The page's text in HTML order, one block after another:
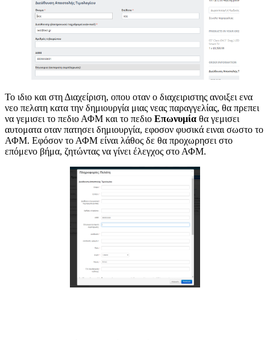
Το ιδιο και στη Διαχείριση, οπου οταν ο διαχειριστης ανοιξει ενα
νεο πελατη κατα την δημιουργία μιας νεας παραγγελίας, θα πρεπει
να γεμισει το πεδιο ΑΦΜ και το πεδιο Επωνυμία θα γεμισει
αυτοματα οταν πατησει δημιουργία, εφοσον φυσικά ειναι σωστο το
ΑΦΜ. Εφόσον το ΑΦΜ είναι λάθος δε θα προχωρησει στο
επόμενο βήμα, ζητώντας να γίνει έλεγχος στο ΑΦΜ.